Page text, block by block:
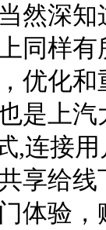
然深
同样
优化
是上
,连接
享给
体验